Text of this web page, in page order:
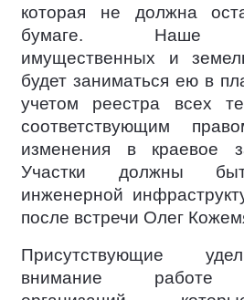
которая не должна
бумаге. Наше
имущественных и
будет заниматься ею в
учетом реестра всех
соответствующим
изменения в краевое
Участки должны
инженерной
после встречи Олег
Присутствующие
внимание работе